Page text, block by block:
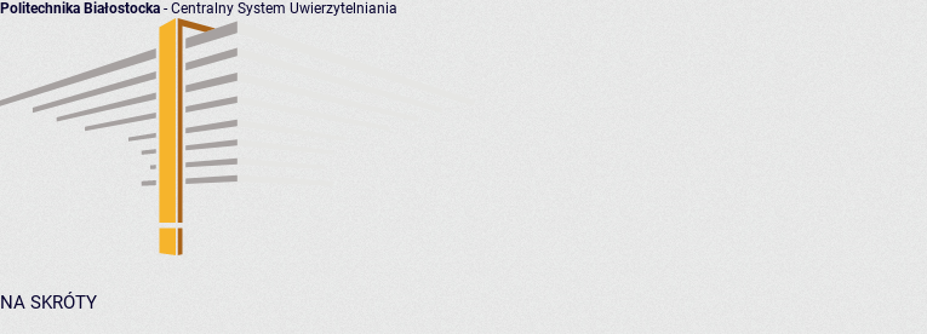
Politechnika Białostocka - Centralny System Uwierzytelniania
NA SKRÓTY